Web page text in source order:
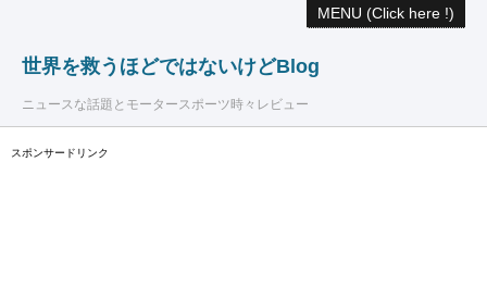
MENU (Click here !)
世界を救うほどではないけどBlog
ニュースな話題とモータースポーツ時々レビュー
スポンサードリンク